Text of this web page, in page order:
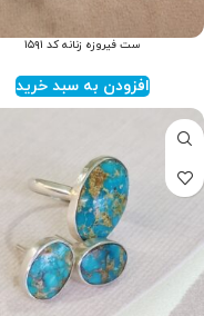
ست فیروزه زنانه کد ۱۵۹۱
افزودن به سبد خرید